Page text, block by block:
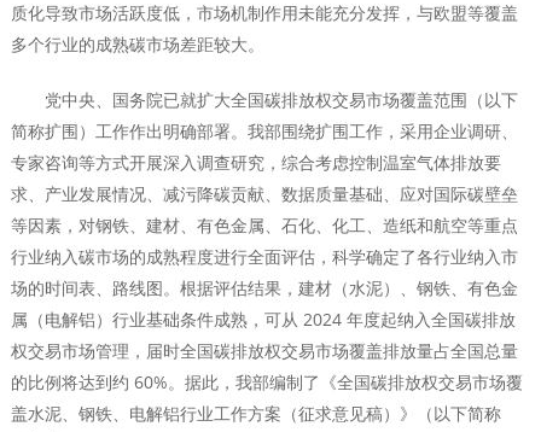
质化导致市场活跃度低，市场机制作用未能充分发挥，与欧盟等覆盖
多个行业的成熟碳市场差距较大。
党中央、国务院已就扩大全国碳排放权交易市场覆盖范围（以下
简称扩围）工作作出明确部署。我部围绕扩围工作，采用企业调研、
专家咨询等方式开展深入调查研究，综合考虑控制温室气体排放要
求、产业发展情况、减污降碳贡献、数据质量基础、应对国际碳壁垒
等因素，对钢铁、建材、有色金属、石化、化工、造纸和航空等重点
行业纳入碳市场的成熟程度进行全面评估，科学确定了各行业纳入市
场的时间表、路线图。根据评估结果，建材（水泥）、钢铁、有色金
属（电解铝）行业基础条件成熟，可从 2024 年度起纳入全国碳排放
权交易市场管理，届时全国碳排放权交易市场覆盖排放量占全国总量
的比例将达到约 60%。据此，我部编制了《全国碳排放权交易市场覆
盖水泥、钢铁、电解铝行业工作方案（征求意见稿）》（以下简称